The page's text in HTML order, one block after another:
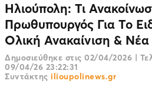
Ηλιούπολη: Τι
Πρωθυπουργός Για Το
Oλική Ανακαίνιση &
Δημοσιεύθηκε στις 02/04/2026 |
09/04/26 23:22:31
Συντάκτης ilioupolinews.gr